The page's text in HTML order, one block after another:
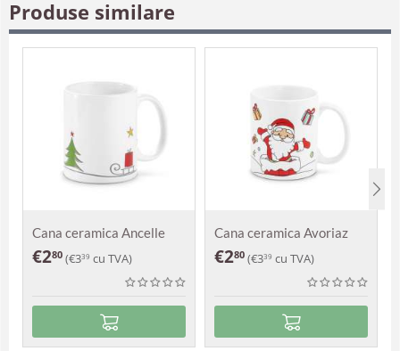
Produse similare
Cana ceramica Ancelle
€280 (€339 cu TVA)
Cana ceramica Avoriaz
€280 (€339 cu TVA)